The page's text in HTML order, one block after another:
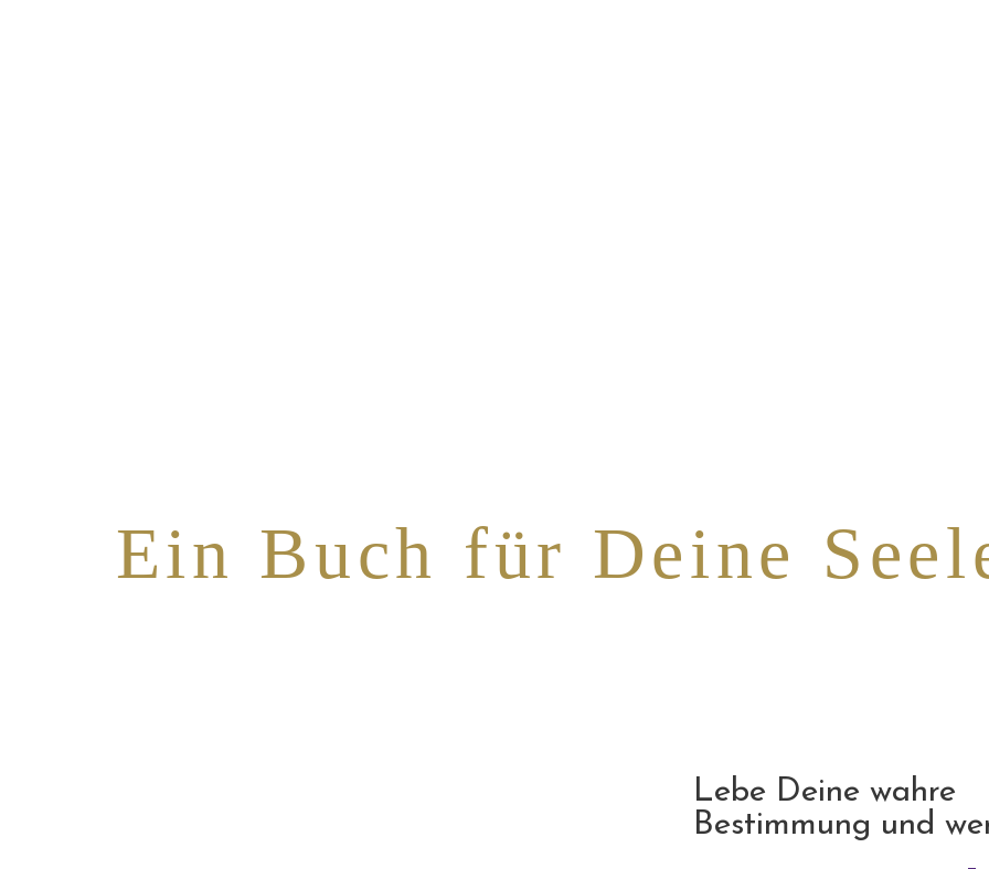
Ein Buch für Deine
Lebe Deine wahre
Bestimmung und